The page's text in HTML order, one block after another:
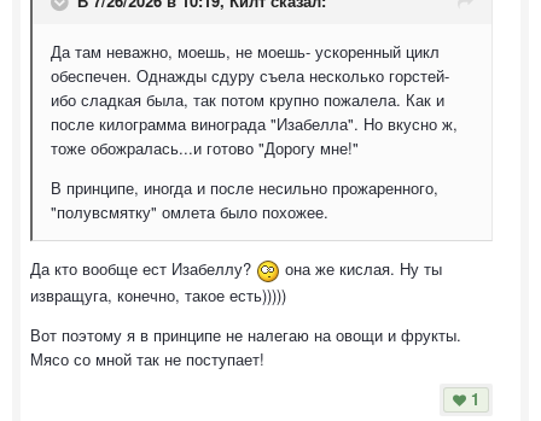
Да там неважно, моешь, не моешь- ускоренный цикл
обеспечен. Однажды сдуру съела несколько горстей-
ибо сладкая была, так потом крупно пожалела. Как и
после килограмма винограда "Изабелла". Но вкусно ж,
тоже обожралась...и готово "Дорогу мне!"
В принципе, иногда и после несильно прожаренного,
"полувсмятку" омлета было похожее.
Да кто вообще ест Изабеллу?
она же кислая. Ну ты
извращуга, конечно, такое есть)))))
Вот поэтому я в принципе не налегаю на овощи и фрукты.
Мясо со мной так не поступает!
1